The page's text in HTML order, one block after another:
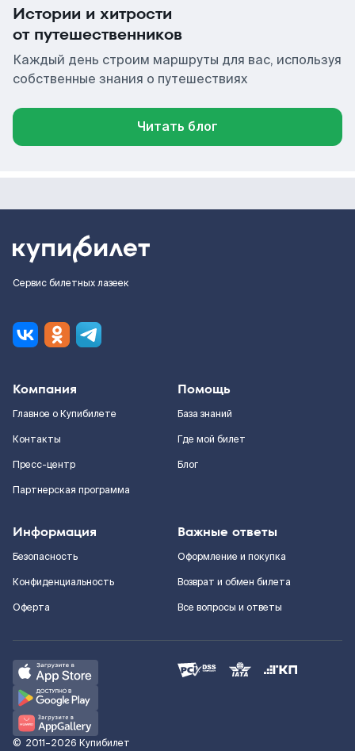
Истории и хитрости
от путешественников
Каждый день строим маршруты для вас, используя
собственные знания о путешествиях
Читать блог
Сервис билетных лазеек
Компания
Главное о Купибилете
Контакты
Пресс-центр
Партнерская программа
Помощь
База знаний
Где мой билет
Блог
Информация
Безопасность
Конфиденциальность
Оферта
Важные ответы
Оформление и покупка
Возврат и обмен билета
Все вопросы и ответы
© 2011–2026 Купибилет